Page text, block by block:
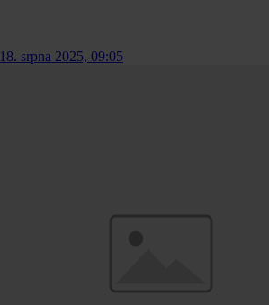
18. srpna 2025, 09:05